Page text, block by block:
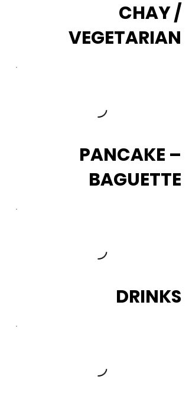
CHAY /
VEGETARIAN
PANCAKE –
BAGUETTE
DRINKS